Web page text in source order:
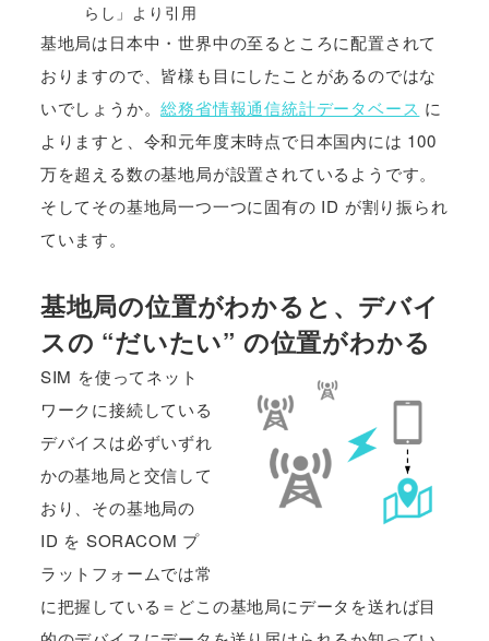
らし」より引用
基地局は日本中・世界中の至るところに配置されて
おりますので、皆様も目にしたことがあるのではな
いでしょうか。総務省情報通信統計データベース に
よりますと、令和元年度末時点で日本国内には 100
万を超える数の基地局が設置されているようです。
そしてその基地局一つ一つに固有の ID が割り振られ
ています。
基地局の位置がわかると、デバイ
スの “だいたい” の位置がわかる
SIM を使ってネット
ワークに接続している
デバイスは必ずいずれ
かの基地局と交信して
おり、その基地局の
ID を SORACOM プ
ラットフォームでは常
に把握している＝どこの基地局にデータを送れば目